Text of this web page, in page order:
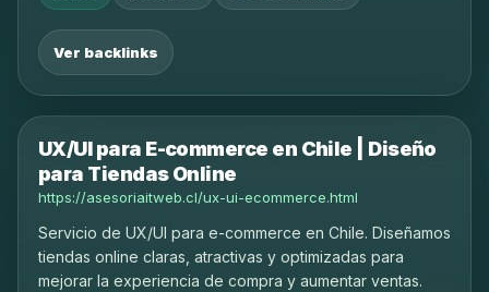
Ver backlinks
UX/UI para E-commerce en Chile | Diseño
para Tiendas Online
https://asesoriaitweb.cl/ux-ui-ecommerce.html
Servicio de UX/UI para e-commerce en Chile. Diseñamos
tiendas online claras, atractivas y optimizadas para
mejorar la experiencia de compra y aumentar ventas.